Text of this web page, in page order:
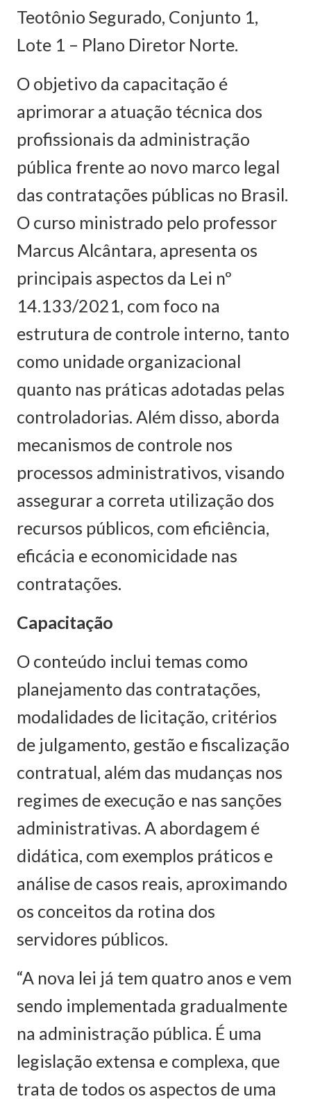
Teotônio Segurado, Conjunto 1,
Lote 1 – Plano Diretor Norte.
O objetivo da capacitação é
aprimorar a atuação técnica dos
profissionais da administração
pública frente ao novo marco legal
das contratações públicas no Brasil.
O curso ministrado pelo professor
Marcus Alcântara, apresenta os
principais aspectos da Lei nº
14.133/2021, com foco na
estrutura de controle interno, tanto
como unidade organizacional
quanto nas práticas adotadas pelas
controladorias. Além disso, aborda
mecanismos de controle nos
processos administrativos, visando
assegurar a correta utilização dos
recursos públicos, com eficiência,
eficácia e economicidade nas
contratações.
Capacitação
O conteúdo inclui temas como
planejamento das contratações,
modalidades de licitação, critérios
de julgamento, gestão e fiscalização
contratual, além das mudanças nos
regimes de execução e nas sanções
administrativas. A abordagem é
didática, com exemplos práticos e
análise de casos reais, aproximando
os conceitos da rotina dos
servidores públicos.
“A nova lei já tem quatro anos e vem
sendo implementada gradualmente
na administração pública. É uma
legislação extensa e complexa, que
trata de todos os aspectos de uma